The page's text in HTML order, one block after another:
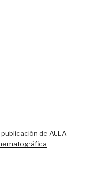
publicación de AULA